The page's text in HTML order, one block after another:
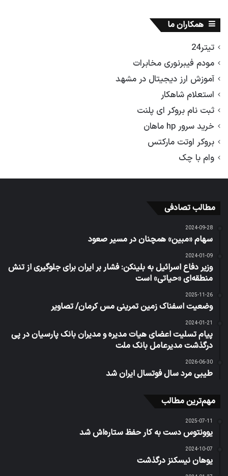
همکاران ما
تیتر24
مودم فیبرنوری مخابرات
آموزش ارز دیجیتال در مشهد
استعلام شاهکار
ثبت نام بروکر ای پلنت
خرید سرور hp ماهان
بروکر اوتت مارکتس
وام با چک
مطالب تصادفی
2024-09-28
سهام «مبین» همچنان در مسیر صعود
2024-01-09
وزیر دفاع اسرائیل به بلینکن: فشار بر ایران برای جلوگیری از تنش
منطقه‌ای «حیاتی» است
2025-11-26
وضعیت اسفناک زمین تمرینی مس کرمان/ تصاویر
2024-01-21
پیام تسلیت اعضای هیات مدیره و مدیران بانک پارسیان در پی
درگذشت مدیرعامل بانک ملت
2026-06-30
طیبی مرد سال فوتسال ایران شد
مهم‌ترین مطالب
2025-07-11
یوونتوس دست به کار حفظ ستاره‌اش شد
2024-10-07
یوهان نیسکنز درگذشت